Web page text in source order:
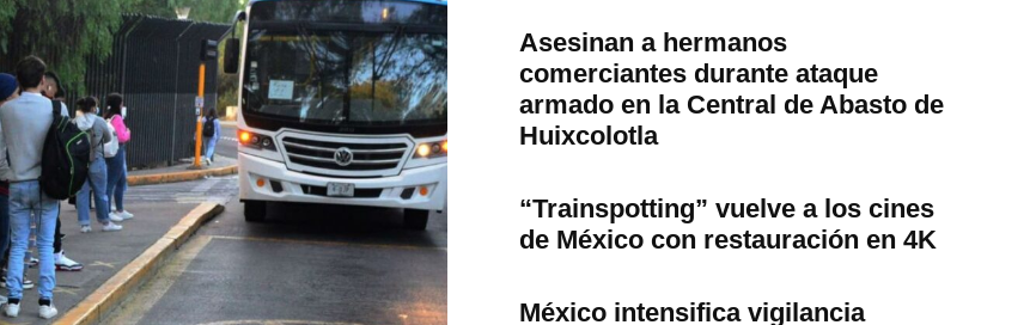
Asesinan a hermanos
comerciantes durante ataque
armado en la Central de Abasto de
Huixcolotla
“Trainspotting” vuelve a los cines
de México con restauración en 4K
México intensifica vigilancia